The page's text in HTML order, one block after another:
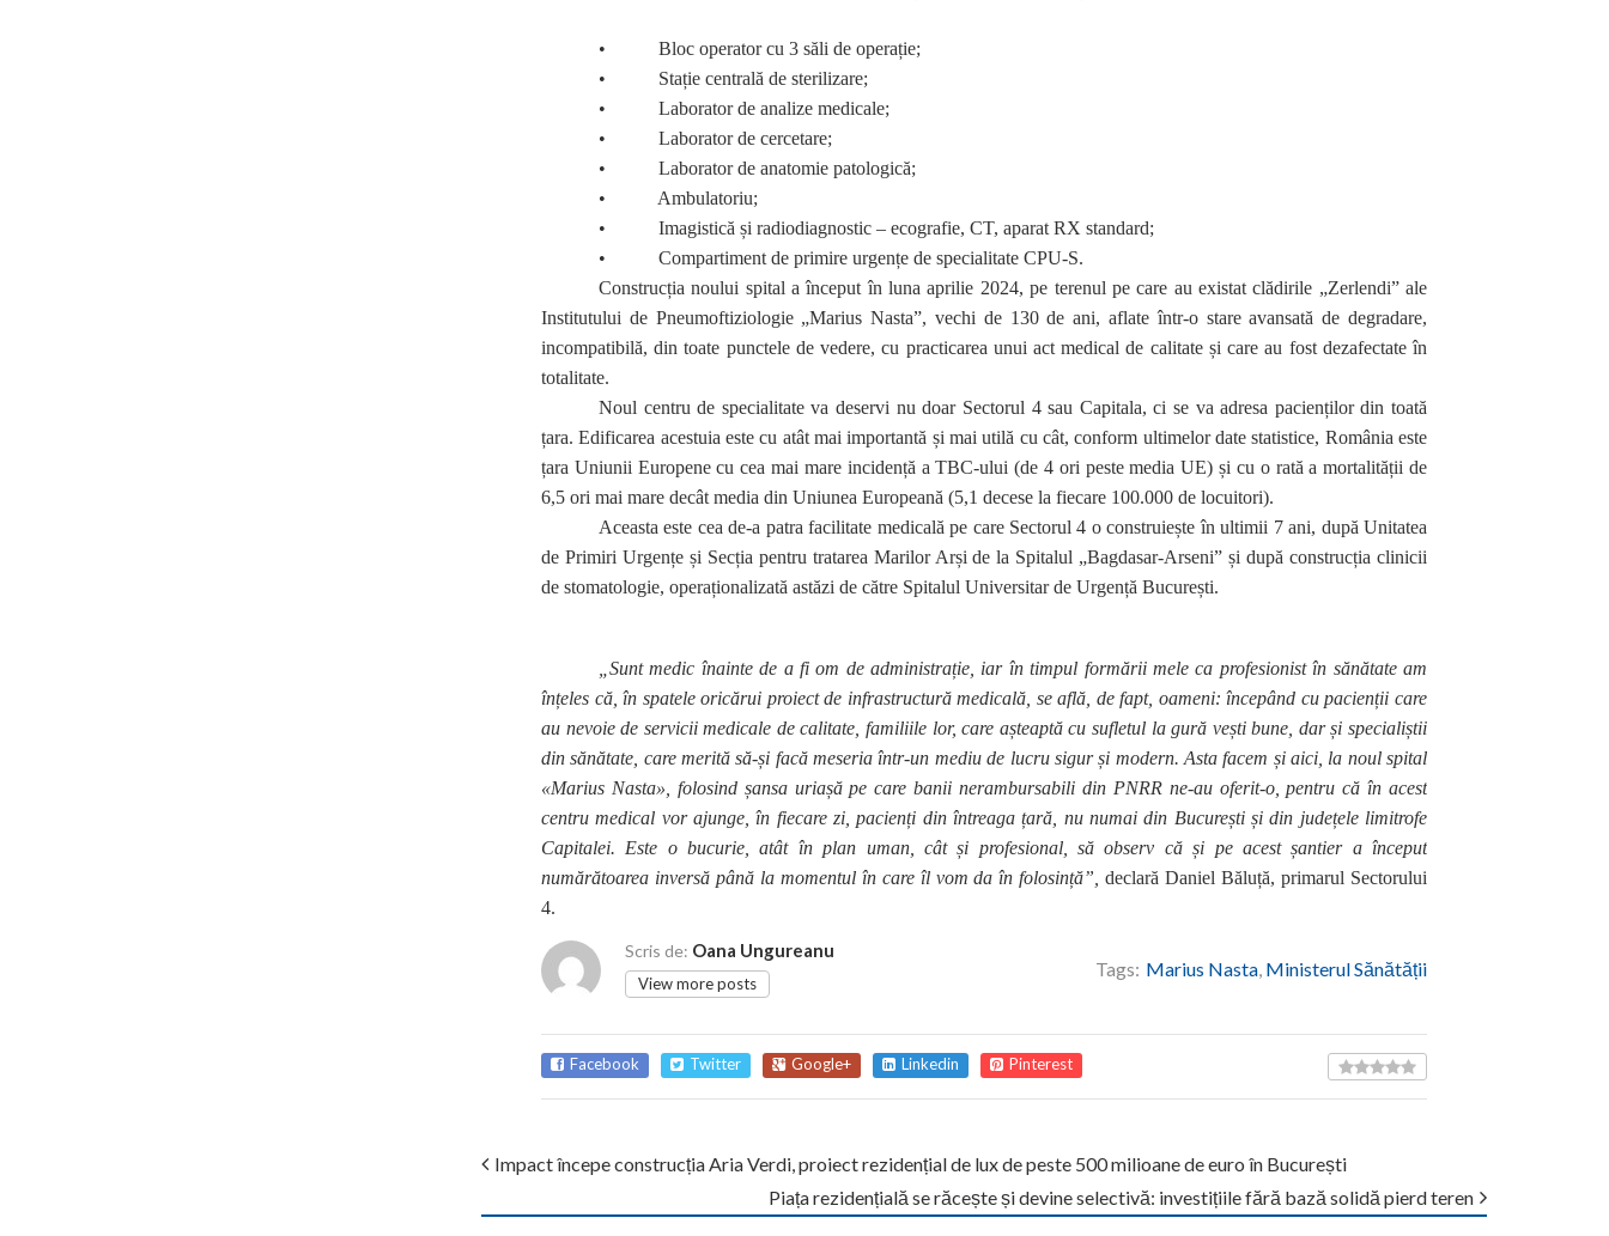
• Bloc operator cu 3 săli de operație;
• Stație centrală de sterilizare;
• Laborator de analize medicale;
• Laborator de cercetare;
• Laborator de anatomie patologică;
• Ambulatoriu;
• Imagistică și radiodiagnostic – ecografie, CT, aparat RX standard;
• Compartiment de primire urgențe de specialitate CPU-S.
Construcția noului spital a început în luna aprilie 2024, pe terenul pe care au existat clădirile „Zerlendi” ale
Institutului de Pneumoftiziologie „Marius Nasta”, vechi de 130 de ani, aflate într-o stare avansată de degradare,
incompatibilă, din toate punctele de vedere, cu practicarea unui act medical de calitate și care au fost dezafectate în
totalitate.
Noul centru de specialitate va deservi nu doar Sectorul 4 sau Capitala, ci se va adresa pacienților din toată
țara. Edificarea acestuia este cu atât mai importantă și mai utilă cu cât, conform ultimelor date statistice, România este
țara Uniunii Europene cu cea mai mare incidență a TBC-ului (de 4 ori peste media UE) și cu o rată a mortalității de
6,5 ori mai mare decât media din Uniunea Europeană (5,1 decese la fiecare 100.000 de locuitori).
Aceasta este cea de-a patra facilitate medicală pe care Sectorul 4 o construiește în ultimii 7 ani, după Unitatea
de Primiri Urgențe și Secția pentru tratarea Marilor Arși de la Spitalul „Bagdasar-Arseni” și după construcția clinicii
de stomatologie, operaționalizată astăzi de către Spitalul Universitar de Urgență București.
„Sunt medic înainte de a fi om de administrație, iar în timpul formării mele ca profesionist în sănătate am
înțeles că, în spatele oricărui proiect de infrastructură medicală, se află, de fapt, oameni: începând cu pacienții care
au nevoie de servicii medicale de calitate, familiile lor, care așteaptă cu sufletul la gură vești bune, dar și specialiștii
din sănătate, care merită să-și facă meseria într-un mediu de lucru sigur și modern. Asta facem și aici, la noul spital
«Marius Nasta», folosind șansa uriașă pe care banii nerambursabili din PNRR ne-au oferit-o, pentru că în acest
centru medical vor ajunge, în fiecare zi, pacienți din întreaga țară, nu numai din București și din județele limitrofe
Capitalei. Este o bucurie, atât în plan uman, cât și profesional, să observ că și pe acest șantier a început
numărătoarea inversă până la momentul în care îl vom da în folosință”, declară Daniel Băluță, primarul Sectorului
4.
Scris de: Oana Ungureanu
View more posts
Tags: Marius Nasta Ministerul Sănătății
Facebook Twitter Google+ Linkedin Pinterest
Impact începe construcția Aria Verdi, proiect rezidențial de lux de peste 500 milioane de euro în București
Piața rezidențială se răcește și devine selectivă: investițiile fără bază solidă pierd teren